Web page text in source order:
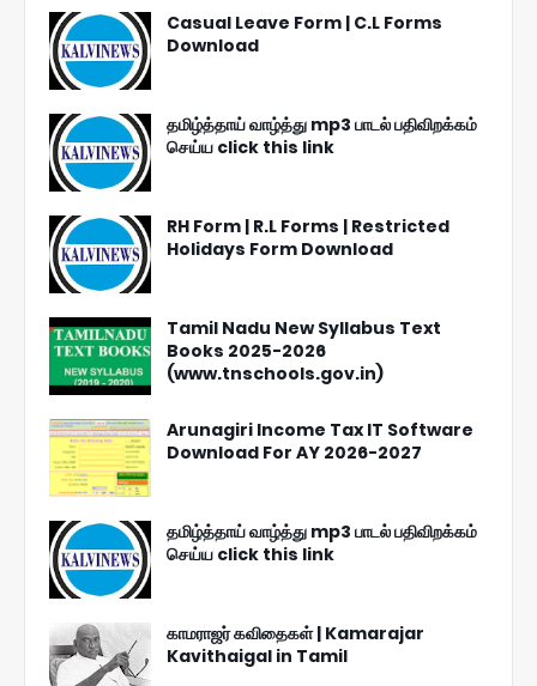
Casual Leave Form | C.L Forms
Download
தமிழ்த்தாய் வாழ்த்து mp3 பாடல் பதிவிறக்கம்
செய்ய click this link
RH Form | R.L Forms | Restricted
Holidays Form Download
Tamil Nadu New Syllabus Text
Books 2025-2026
(www.tnschools.gov.in)
Arunagiri Income Tax IT Software
Download For AY 2026-2027
தமிழ்த்தாய் வாழ்த்து mp3 பாடல் பதிவிறக்கம்
செய்ய click this link
காமராஜர் கவிதைகள் | Kamarajar
Kavithaigal in Tamil